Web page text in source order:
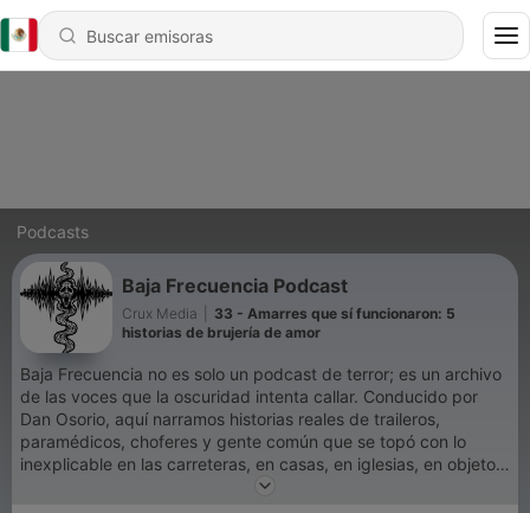
Podcasts
Baja Frecuencia Podcast
Crux Media
33 - Amarres que sí funcionaron: 5
historias de brujería de amor
Baja Frecuencia no es solo un podcast de terror; es un archivo
de las voces que la oscuridad intenta callar. Conducido por
Dan Osorio, aquí narramos historias reales de traileros,
paramédicos, choferes y gente común que se topó con lo
inexplicable en las carreteras, en casas, en iglesias, en objetos,
en todos los rincones de México y latinoamérica. Terror